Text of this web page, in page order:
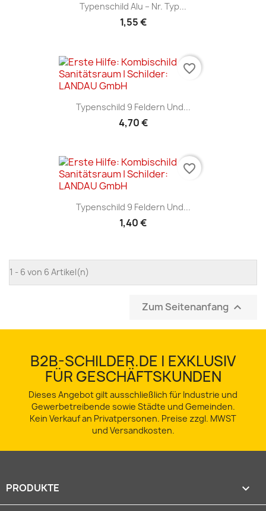
Typenschild Alu – Nr. Typ...
1,55 €
Typenschild 9 Feldern Und...
4,70 €
favorite_border
Typenschild 9 Feldern Und...
1,40 €
favorite_border
1 - 6 von 6 Artikel(n)
Zum Seitenanfang 
B2B-SCHILDER.DE | EXKLUSIV
FÜR GESCHÄFTSKUNDEN
Dieses Angebot gilt ausschließlich für Industrie und
Gewerbetreibende sowie Städte und Gemeinden.
Kein Verkauf an Privatpersonen. Preise zzgl. MWST
und Versandkosten.
PRODUKTE 